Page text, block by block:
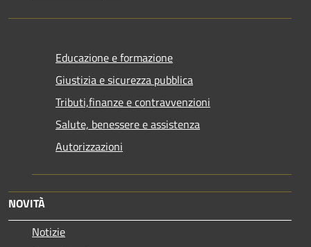
Educazione e formazione
Giustizia e sicurezza pubblica
Tributi,finanze e contravvenzioni
Salute, benessere e assistenza
Autorizzazioni
NOVITÀ
Notizie